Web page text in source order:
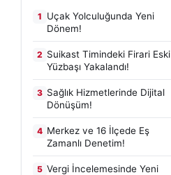
1 Uçak Yolculuğunda Yeni
Dönem!
2 Suikast Timindeki Firari Eski
Yüzbaşı Yakalandı!
3 Sağlık Hizmetlerinde Dijital
Dönüşüm!
4 Merkez ve 16 İlçede Eş
Zamanlı Denetim!
5 Vergi İncelemesinde Yeni